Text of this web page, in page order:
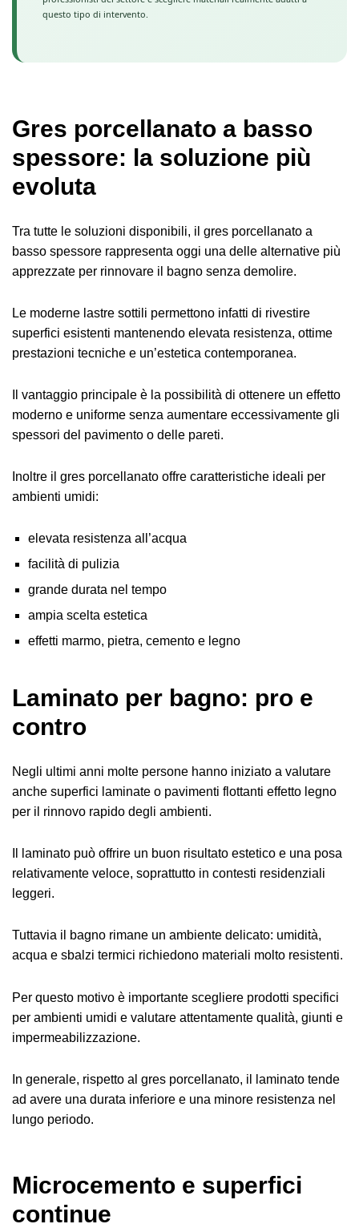
questo tipo di intervento.
Gres porcellanato a basso
spessore: la soluzione più
evoluta
Tra tutte le soluzioni disponibili, il gres porcellanato a
basso spessore rappresenta oggi una delle alternative più
apprezzate per rinnovare il bagno senza demolire.
Le moderne lastre sottili permettono infatti di rivestire
superfici esistenti mantenendo elevata resistenza, ottime
prestazioni tecniche e un’estetica contemporanea.
Il vantaggio principale è la possibilità di ottenere un effetto
moderno e uniforme senza aumentare eccessivamente gli
spessori del pavimento o delle pareti.
Inoltre il gres porcellanato offre caratteristiche ideali per
ambienti umidi:
elevata resistenza all’acqua
facilità di pulizia
grande durata nel tempo
ampia scelta estetica
effetti marmo, pietra, cemento e legno
Laminato per bagno: pro e
contro
Negli ultimi anni molte persone hanno iniziato a valutare
anche superfici laminate o pavimenti flottanti effetto legno
per il rinnovo rapido degli ambienti.
Il laminato può offrire un buon risultato estetico e una posa
relativamente veloce, soprattutto in contesti residenziali
leggeri.
Tuttavia il bagno rimane un ambiente delicato: umidità,
acqua e sbalzi termici richiedono materiali molto resistenti.
Per questo motivo è importante scegliere prodotti specifici
per ambienti umidi e valutare attentamente qualità, giunti e
impermeabilizzazione.
In generale, rispetto al gres porcellanato, il laminato tende
ad avere una durata inferiore e una minore resistenza nel
lungo periodo.
Microcemento e superfici
continue